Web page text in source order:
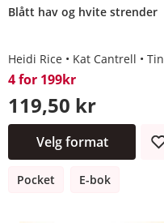
Blått hav og hvite strender
Heidi Rice Kat Cantrell Tina Beckett
4 for 199kr
119,50 kr
Velg format
Pocket E-bok